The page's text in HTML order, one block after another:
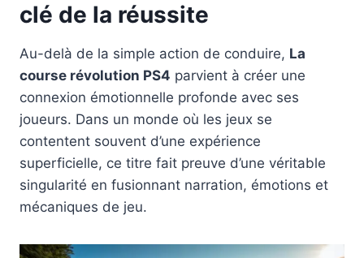
clé de la réussite
Au-delà de la simple action de conduire, La
course révolution PS4 parvient à créer une
connexion émotionnelle profonde avec ses
joueurs. Dans un monde où les jeux se
contentent souvent d’une expérience
superficielle, ce titre fait preuve d’une véritable
singularité en fusionnant narration, émotions et
mécaniques de jeu.